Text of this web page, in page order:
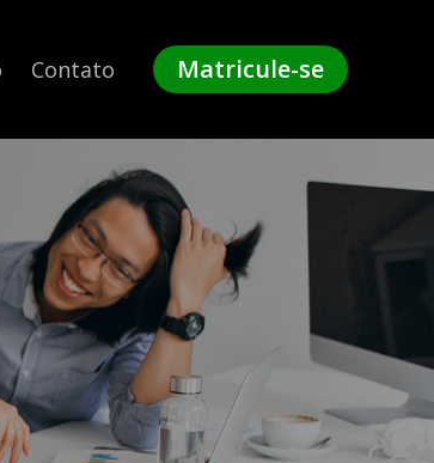
Contato Matricule-se